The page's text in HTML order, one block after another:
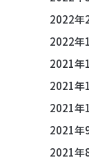
2022年
2022年
2021年
2021年
2021年
2021年
2021年